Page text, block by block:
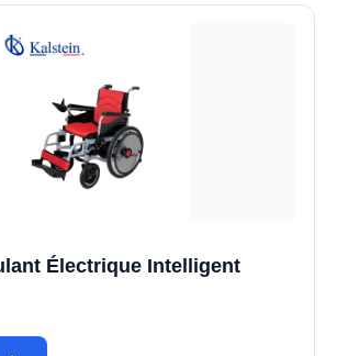
Électrique Intelligent